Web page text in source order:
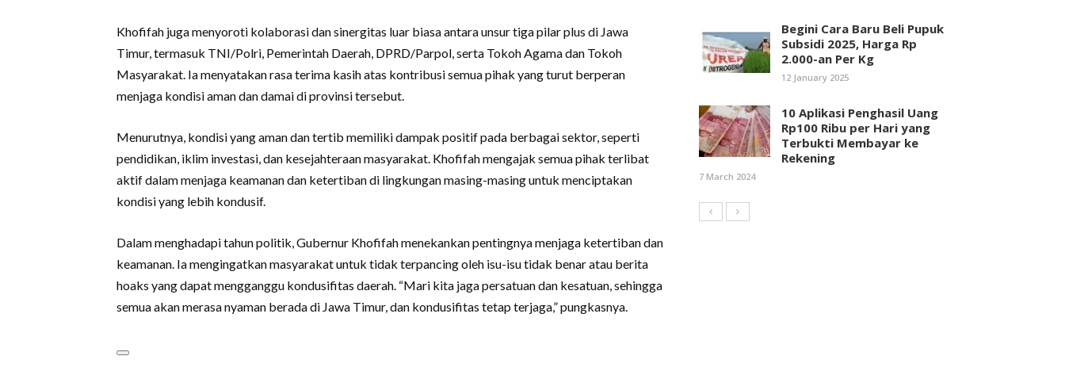
Khofifah juga menyoroti kolaborasi dan sinergitas luar biasa antara unsur tiga pilar plus di Jawa
Timur, termasuk TNI/Polri, Pemerintah Daerah, DPRD/Parpol, serta Tokoh Agama dan Tokoh
Masyarakat. Ia menyatakan rasa terima kasih atas kontribusi semua pihak yang turut berperan
menjaga kondisi aman dan damai di provinsi tersebut.
Menurutnya, kondisi yang aman dan tertib memiliki dampak positif pada berbagai sektor, seperti
pendidikan, iklim investasi, dan kesejahteraan masyarakat. Khofifah mengajak semua pihak terlibat
aktif dalam menjaga keamanan dan ketertiban di lingkungan masing-masing untuk menciptakan
kondisi yang lebih kondusif.
Dalam menghadapi tahun politik, Gubernur Khofifah menekankan pentingnya menjaga ketertiban dan
keamanan. Ia mengingatkan masyarakat untuk tidak terpancing oleh isu-isu tidak benar atau berita
hoaks yang dapat mengganggu kondusifitas daerah. “Mari kita jaga persatuan dan kesatuan, sehingga
semua akan merasa nyaman berada di Jawa Timur, dan kondusifitas tetap terjaga,” pungkasnya.
Begini Cara Baru Beli Pupuk
Subsidi 2025, Harga Rp
2.000-an Per Kg
12 January 2025
10 Aplikasi Penghasil Uang
Rp100 Ribu per Hari yang
Terbukti Membayar ke
Rekening
7 March 2024